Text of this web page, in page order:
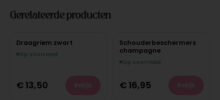
Gerelateerde producten
Draagriem zwart
Op voorraad
€ 13,50
Schouderbeschermers
champagne
Op voorraad
€ 16,95